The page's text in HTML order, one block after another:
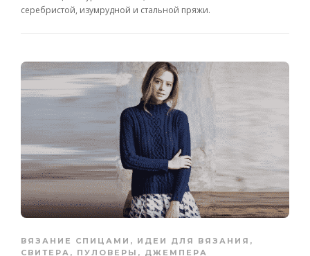
серебристой, изумрудной и стальной пряжи.
ВЯЗАНИЕ СПИЦАМИ , ИДЕИ ДЛЯ ВЯЗАНИЯ ,
СВИТЕРА, ПУЛОВЕРЫ, ДЖЕМПЕРА